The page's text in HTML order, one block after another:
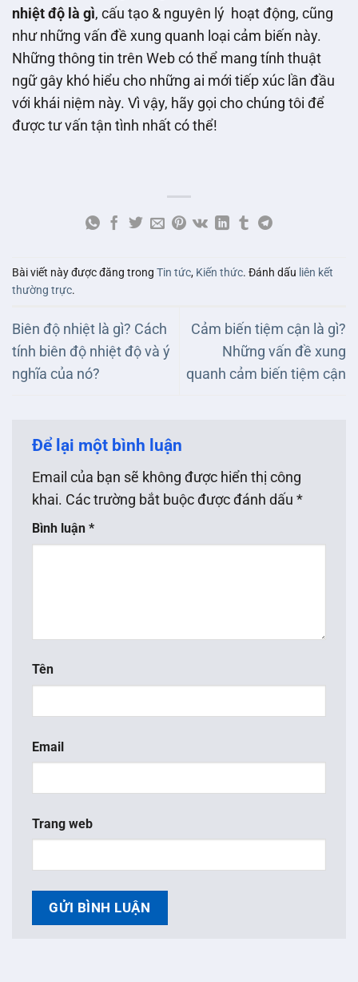
nhiệt độ là gì, cấu tạo & nguyên lý hoạt động, cũng
như những vấn đề xung quanh loại cảm biến này.
Những thông tin trên Web có thể mang tính thuật
ngữ gây khó hiểu cho những ai mới tiếp xúc lần đầu
với khái niệm này. Vì vậy, hãy gọi cho chúng tôi để
được tư vấn tận tình nhất có thể!
Bài viết này được đăng trong Tin tức, Kiến thức. Đánh dấu liên kết
thường trực.
Biên độ nhiệt là gì? Cách
tính biên độ nhiệt độ và ý
nghĩa của nó?
Cảm biến tiệm cận là gì?
Những vấn đề xung
quanh cảm biến tiệm cận
Để lại một bình luận
Email của bạn sẽ không được hiển thị công
khai. Các trường bắt buộc được đánh dấu *
Bình luận *
Tên
Email
Trang web